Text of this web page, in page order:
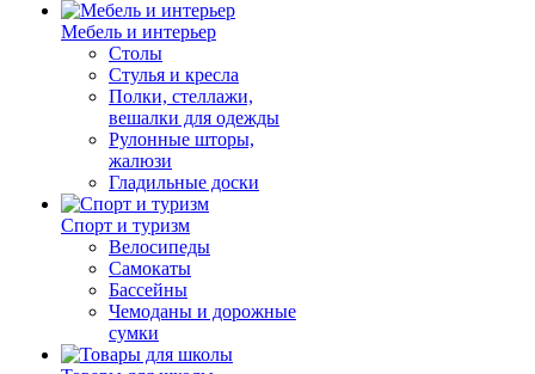
Мебель и интерьер
Столы
Стулья и кресла
Полки, стеллажи,
вешалки для одежды
Рулонные шторы,
жалюзи
Гладильные доски
Спорт и туризм
Велосипеды
Самокаты
Бассейны
Чемоданы и дорожные
сумки